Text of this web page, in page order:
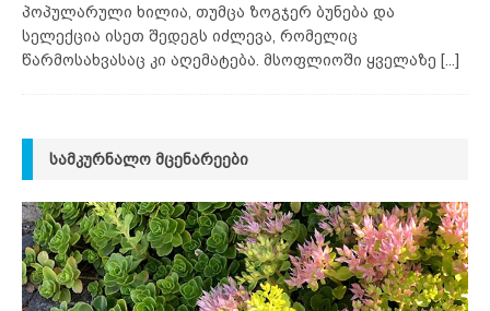
პოპულარული ხილია, თუმცა ზოგჯერ ბუნება და
სელექცია ისეთ შედეგს იძლევა, რომელიც
წარმოსახვასაც კი აღემატება. მსოფლიოში ყველაზე [...]
ᲡᲐᲛᲙᲣᲠᲜᲐᲚᲝ ᲛᲪᲔᲜᲐᲠᲔᲔᲑᲘ